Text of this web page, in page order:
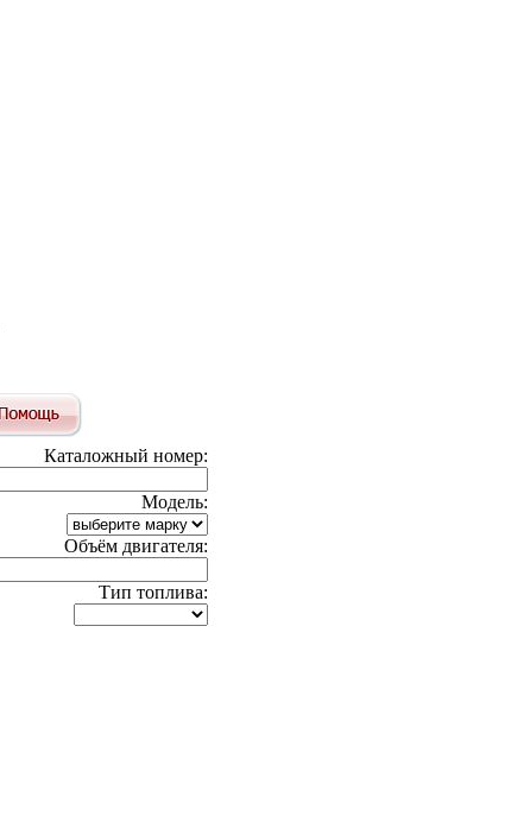
Каталожный номер:
Модель:
Объём двигателя:
Тип топлива: